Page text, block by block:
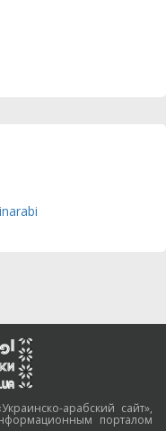
арабский сайт»,
порталом